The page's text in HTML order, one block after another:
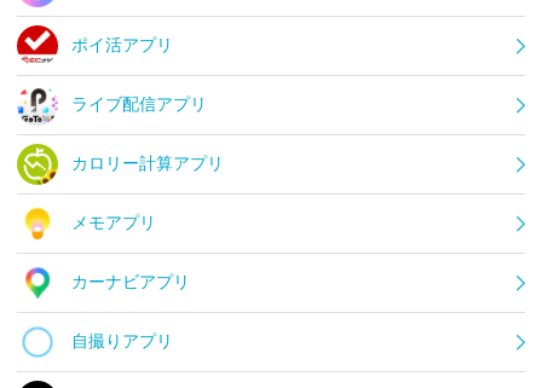
ポイ活アプリ
ライブ配信アプリ
カロリー計算アプリ
メモアプリ
カーナビアプリ
自撮りアプリ